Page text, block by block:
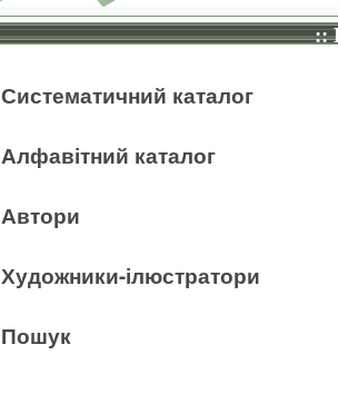
::
Систематичний каталог
Алфавітний каталог
Автори
Художники-ілюстратори
Пошук